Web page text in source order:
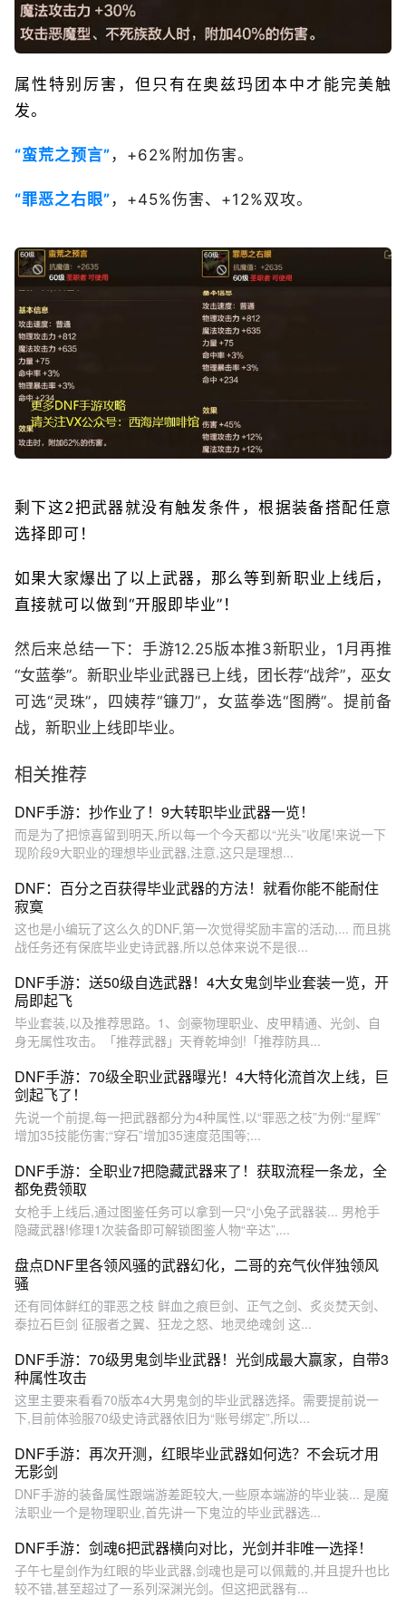
属性特别厉害，但只有在奥兹玛团本中才能完美触
发。
“蛮荒之预言” ，+62%附加伤害。
“罪恶之右眼” ，+45%伤害、+12%双攻。
剩下这2把武器就没有触发条件，根据装备搭配任意
选择即可！
如果大家爆出了以上武器，那么等到新职业上线后，
直接就可以做到“开服即毕业”！
然后来总结一下：手游12.25版本推3新职业，1月再推
“女蓝拳”。新职业毕业武器已上线，团长荐“战斧”，巫女
可选“灵珠”，四姨荐“镰刀”，女蓝拳选“图腾”。提前备
战，新职业上线即毕业。
相关推荐
DNF手游：抄作业了！9大转职毕业武器一览！
而是为了把惊喜留到明天,所以每一个今天都以“光头”收尾!来说一下
现阶段9大职业的理想毕业武器,注意,这只是理想...
DNF：百分之百获得毕业武器的方法！就看你能不能耐住
寂寞
这也是小编玩了这么久的DNF,第一次觉得奖励丰富的活动,... 而且挑
战任务还有保底毕业史诗武器,所以总体来说不是很...
DNF手游：送50级自选武器！4大女鬼剑毕业套装一览，开
局即起飞
毕业套装,以及推荐思路。1、剑豪物理职业、皮甲精通、光剑、自
身无属性攻击。「推荐武器」天脊乾坤剑!「推荐防具...
DNF手游：70级全职业武器曝光！4大特化流首次上线，巨
剑起飞了！
先说一个前提,每一把武器都分为4种属性,以“罪恶之枝”为例:“星辉”
增加35技能伤害;“穿石”增加35速度范围等;...
DNF手游：全职业7把隐藏武器来了！获取流程一条龙，全
都免费领取
女枪手上线后,通过图鉴任务可以拿到一只“小兔子武器装... 男枪手
隐藏武器!修理1次装备即可解锁图鉴人物“辛达”,...
盘点DNF里各领风骚的武器幻化，二哥的充气伙伴独领风
骚
还有同体鲜红的罪恶之枝 鲜血之痕巨剑、正气之剑、炙炎焚天剑、
泰拉石巨剑 征服者之翼、狂龙之怒、地灵绝魂剑 这...
DNF手游：70级男鬼剑毕业武器！光剑成最大赢家，自带3
种属性攻击
这里主要来看看70版本4大男鬼剑的毕业武器选择。需要提前说一
下,目前体验服70级史诗武器依旧为“账号绑定”,所以...
DNF手游：再次开测，红眼毕业武器如何选？不会玩才用
无影剑
DNF手游的装备属性跟端游差距较大,一些原本端游的毕业装... 是魔
法职业一个是物理职业,首先讲一下鬼泣的毕业武器选...
DNF手游：剑魂6把武器横向对比，光剑并非唯一选择！
子午七星剑作为红眼的毕业武器,剑魂也是可以佩戴的,并且提升也比
较不错,甚至超过了一系列深渊光剑。但这把武器有...